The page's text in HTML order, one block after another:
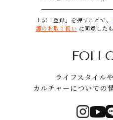
上記「登録」を押すことで、
護のお取り扱い に同意した
ライフスタイル
カルチャーについての